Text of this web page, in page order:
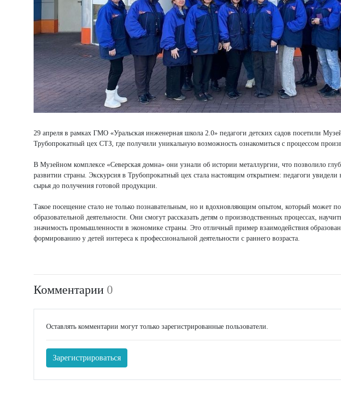
29 апреля в рамках ГМО «Уральская инженерная школа 2.0» педагоги детских садов посетили
Трубопрокатный цех СТЗ, где получили уникальную возможность ознакомиться с процессом
В Музейном комплексе «Северская домна» они узнали об истории металлургии, что позволило
развитии страны. Экскурсия в Трубопрокатный цех стала настоящим открытием: педагоги
сырья до получения готовой продукции.
Такое посещение стало не только познавательным, но и вдохновляющим опытом, который может
образовательной деятельности. Они смогут рассказать детям о производственных процессах,
значимость промышленности в экономике страны. Это отличный пример взаимодействия
формированию у детей интереса к профессиональной деятельности с раннего возраста.
Комментарии 0
Оставлять комментарии могут только зарегистрированные пользователи.
Зарегистрироваться